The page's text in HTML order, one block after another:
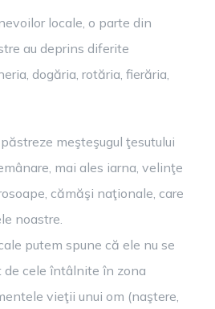
locale, o parte din
au deprins diferite
dogăria, rotăria, fierăria,
meşteşugul ţesutului
mai ales iarna, velinţe
cămăşi naţionale, care
noastre.
putem spune că ele nu se
de cele întâlnite în zona
vieţii unui om (naştere,